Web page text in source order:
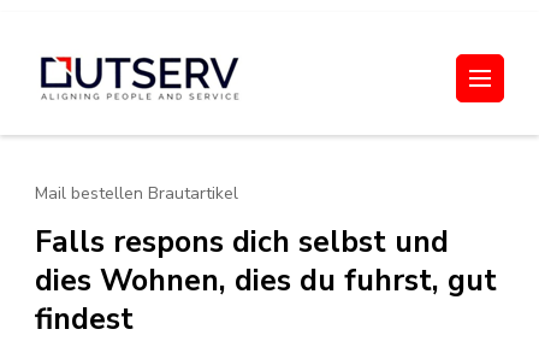
content
Out Serv
Mail bestellen Brautartikel
Falls respons dich selbst und
dies Wohnen, dies du fuhrst, gut
findest